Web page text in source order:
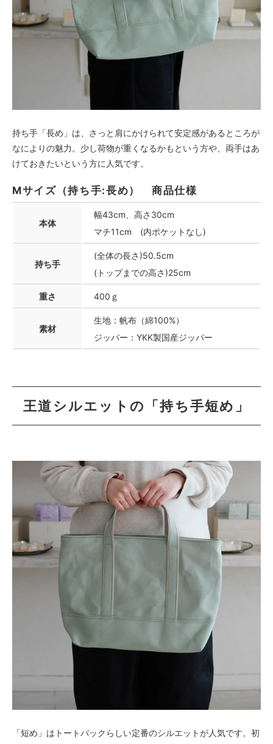
持ち手「長め」は、さっと肩にかけられて安定感があるところが
なによりの魅力。少し荷物が重くなるかもという方や、両手はあ
けておきたいという方に人気です。
Mサイズ（持ち手:長め） 商品仕様
本体
幅43cm、高さ30cm
マチ11cm (内ポケットなし)
持ち手
(全体の長さ)50.5cm
(トップまでの高さ)25cm
重さ 400ｇ
素材
生地：帆布（綿100%）
ジッパー：YKK製国産ジッパー
王道シルエットの「持ち手短め」
「短め」はトートバックらしい定番のシルエットが人気です。初